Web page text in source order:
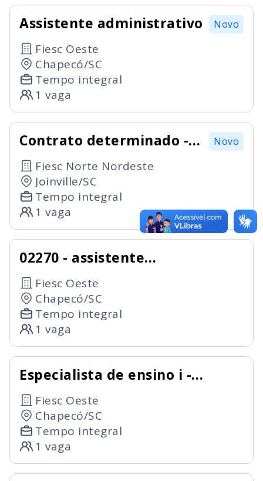
Assistente administrativo Novo
Fiesc Oeste
Chapecó/SC
Tempo integral
1 vaga
Contrato determinado -
orientador de atividades
físicas
Novo
Fiesc Norte Nordeste
Joinville/SC
Tempo integral
1 vaga
02270 - assistente
administrativo
Fiesc Oeste
Chapecó/SC
Tempo integral
1 vaga
Especialista de ensino i -
docência em costura
Fiesc Oeste
Chapecó/SC
Tempo integral
1 vaga